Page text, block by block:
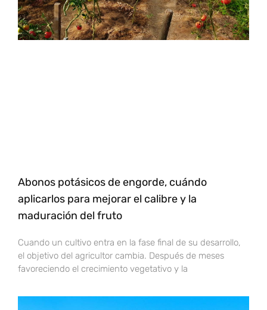
Abonos potásicos de engorde, cuándo
aplicarlos para mejorar el calibre y la
maduración del fruto
Cuando un cultivo entra en la fase final de su desarrollo,
el objetivo del agricultor cambia. Después de meses
favoreciendo el crecimiento vegetativo y la